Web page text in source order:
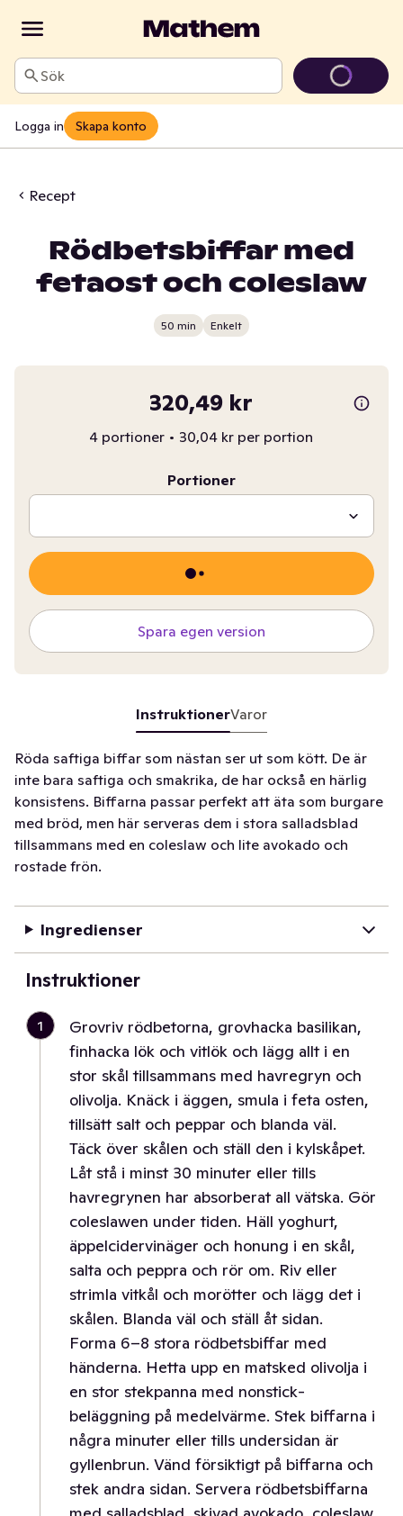
Sök
Logga in Skapa konto
Recept
Rödbetsbiffar med
fetaost och coleslaw
50 min Enkelt
320,49 kr
4 portioner • 30,04 kr per portion
Portioner
Spara egen version
InstruktionerVaror
Röda saftiga biffar som nästan ser ut som kött. De är
inte bara saftiga och smakrika, de har också en härlig
konsistens. Biffarna passar perfekt att äta som burgare
med bröd, men här serveras dem i stora salladsblad
tillsammans med en coleslaw och lite avokado och
rostade frön.
Ingredienser
Instruktioner
1
Grovriv rödbetorna, grovhacka basilikan,
finhacka lök och vitlök och lägg allt i en
stor skål tillsammans med havregryn och
olivolja. Knäck i äggen, smula i feta osten,
tillsätt salt och peppar och blanda väl.
Täck över skålen och ställ den i kylskåpet.
Låt stå i minst 30 minuter eller tills
havregrynen har absorberat all vätska. Gör
coleslawen under tiden. Häll yoghurt,
äppelcidervinäger och honung i en skål,
salta och peppra och rör om. Riv eller
strimla vitkål och morötter och lägg det i
skålen. Blanda väl och ställ åt sidan.
Forma 6–8 stora rödbetsbiffar med
händerna. Hetta upp en matsked olivolja i
en stor stekpanna med non­stick­
beläggning på medelvärme. Stek biffarna i
några minuter eller tills undersidan är
gyllenbrun. Vänd försiktigt på biffarna och
stek andra sidan. Servera rödbetsbiffarna